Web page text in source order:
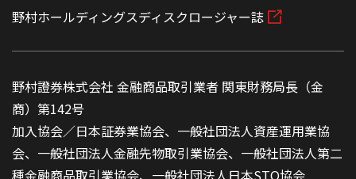
野村ホールディングスディスクロージャー誌
野村證券株式会社 金融商品取引業者 関東財務局長（金
商）第142号
加入協会／日本証券業協会、一般社団法人資産運用業協
会、一般社団法人金融先物取引業協会、一般社団法人第二